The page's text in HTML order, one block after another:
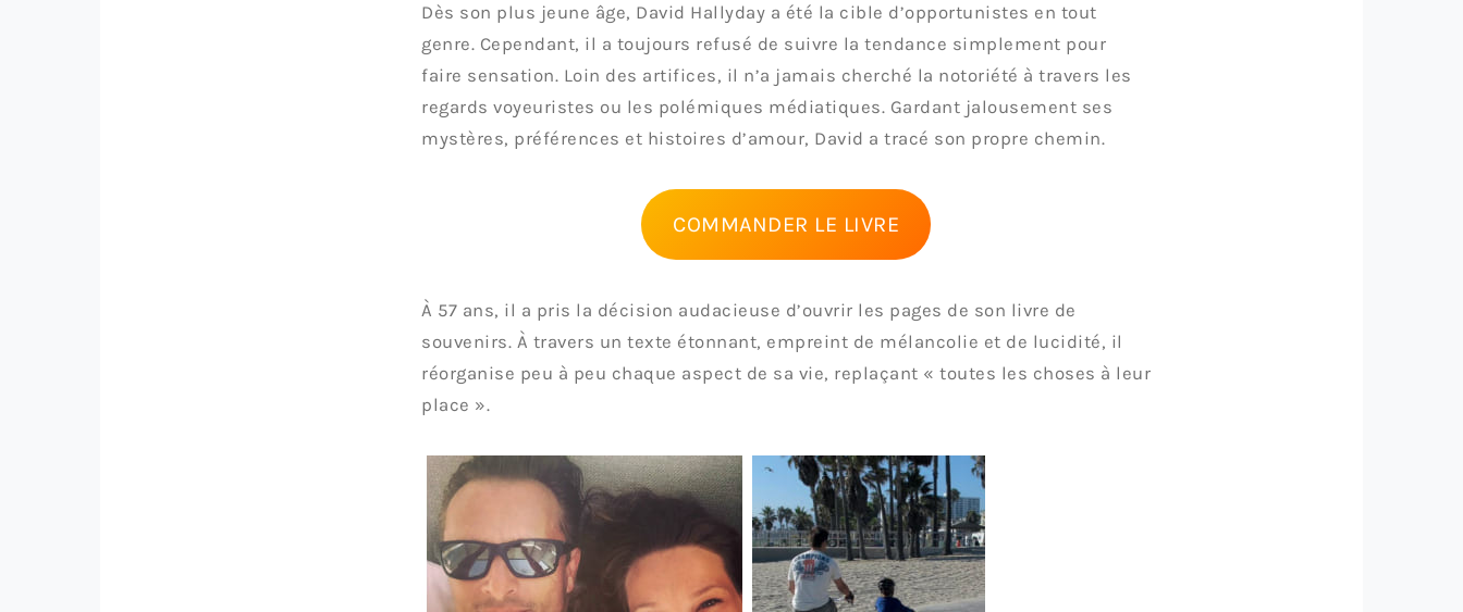
Dès son plus jeune âge, David Hallyday a été la cible d’opportunistes en tout
genre. Cependant, il a toujours refusé de suivre la tendance simplement pour
faire sensation. Loin des artifices, il n’a jamais cherché la notoriété à travers les
regards voyeuristes ou les polémiques médiatiques. Gardant jalousement ses
mystères, préférences et histoires d’amour, David a tracé son propre chemin.
COMMANDER LE LIVRE
À 57 ans, il a pris la décision audacieuse d’ouvrir les pages de son livre de
souvenirs. À travers un texte étonnant, empreint de mélancolie et de lucidité, il
réorganise peu à peu chaque aspect de sa vie, replaçant « toutes les choses à leur
place ».